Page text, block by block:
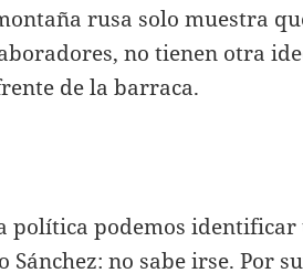
rusa solo muestra
no tienen otra
de la barraca.
política podemos
no sabe irse. Por